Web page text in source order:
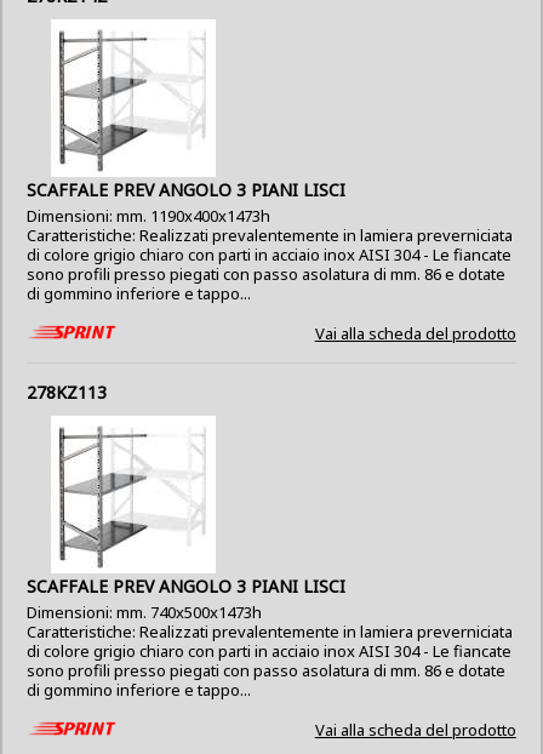
SCAFFALE PREV ANGOLO 3 PIANI LISCI
Dimensioni: mm. 1190x400x1473h
Caratteristiche: Realizzati prevalentemente in lamiera preverniciata
di colore grigio chiaro con parti in acciaio inox AISI 304 - Le fiancate
sono profili presso piegati con passo asolatura di mm. 86 e dotate
di gommino inferiore e tappo...
Vai alla scheda del prodotto
278KZ113
SCAFFALE PREV ANGOLO 3 PIANI LISCI
Dimensioni: mm. 740x500x1473h
Caratteristiche: Realizzati prevalentemente in lamiera preverniciata
di colore grigio chiaro con parti in acciaio inox AISI 304 - Le fiancate
sono profili presso piegati con passo asolatura di mm. 86 e dotate
di gommino inferiore e tappo...
Vai alla scheda del prodotto